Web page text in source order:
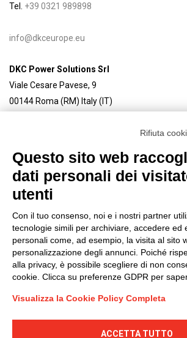
Tel. +39 0321 989898
info@dkceurope.eu
DKC Power Solutions Srl
Viale Cesare Pavese, 9
00144 Roma (RM) Italy (IT)
Cap. Soc/Fully paid-up share capital 4.450.000
Tel. linea produttiva Steeltecnica:
+39 0321
info@dkcpower.com
Connettiti con noi
FACEBOOK /LINKEDIN /YOUTUBE
TWITTER
© 2023 - DKC Europe / Privacy
Politica di gruppo
Rifiuta
Questo sito web
dati personali dei
utenti
Con il tuo consenso, noi e i nostri partner
tecnologie simili per archiviare, accedere ed
personali come, ad esempio, la visita al sito
personalizzazione degli annunci. Poiché
alla privacy, è possibile scegliere di non
cookie. Clicca su preferenze GDPR per
Visualizza la Cookie Policy Completa
ACCETTA TUTTO